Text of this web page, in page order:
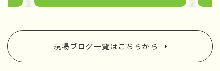
現場ブログ一覧はこちらから